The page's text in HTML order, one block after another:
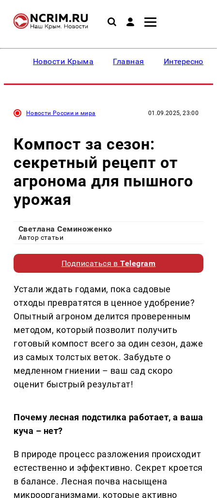
Новости Крыма Главная Интересное
Новости России и мира 01.09.2025, 23:00
Компост за сезон:
секретный рецепт от
агронома для пышного
урожая
Светлана Семиноженко
Автор статьи
Подписаться вTelegram
Устали ждать годами, пока садовые
отходы превратятся в ценное удобрение?
Опытный агроном делится проверенным
методом, который позволит получить
готовый компост всего за один сезон, даже
из самых толстых веток. Забудьте о
медленном гниении – ваш сад скоро
оценит быстрый результат!
Почему лесная подстилка работает, а ваша
куча – нет?
В природе процесс разложения происходит
естественно и эффективно. Секрет кроется
в балансе. Лесная почва насыщена
микроорганизмами, которые активно